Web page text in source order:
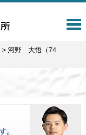
T
>河野 大悟（74